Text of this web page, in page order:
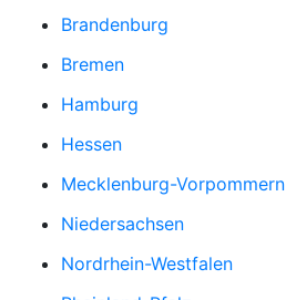
Brandenburg
Bremen
Hamburg
Hessen
Mecklenburg-Vorpommern
Niedersachsen
Nordrhein-Westfalen